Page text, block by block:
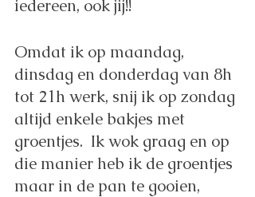
iedereen, ook jij!!
Omdat ik op maandag,
dinsdag en donderdag van 8h
tot 21h werk, snij ik op zondag
altijd enkele bakjes met
groentjes.  Ik wok graag en op
die manier heb ik de groentjes
maar in de pan te gooien,